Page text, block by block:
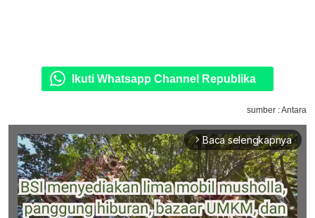
Ikuti Whatsapp Channel Republika
sumber : Antara
arrow_forward_ios Baca selengkapnya